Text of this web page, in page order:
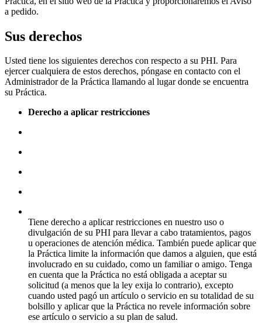
a pedido.
Sus derechos
Usted tiene los siguientes derechos con respecto a su PHI. Para
ejercer cualquiera de estos derechos, póngase en contacto con el
Administrador de la Práctica llamando al lugar donde se encuentra
su Práctica.
Derecho a aplicar restricciones
Tiene derecho a aplicar restricciones en nuestro uso o
divulgación de su PHI para llevar a cabo tratamientos, pagos
u operaciones de atención médica. También puede aplicar que
la Práctica limite la información que damos a alguien, que está
involucrado en su cuidado, como un familiar o amigo. Tenga
en cuenta que la Práctica no está obligada a aceptar su
solicitud (a menos que la ley exija lo contrario), excepto
cuando usted pagó un artículo o servicio en su totalidad de su
bolsillo y aplicar que la Práctica no revele información sobre
ese artículo o servicio a su plan de salud.